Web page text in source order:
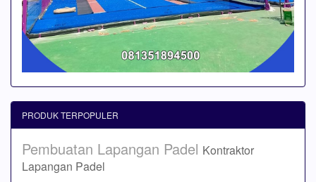
PRODUK TERPOPULER
Pembuatan Lapangan Padel Kontraktor
Lapangan Padel